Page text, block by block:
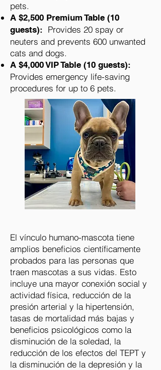
pets.
A $2,500 Premium Table (10
guests): Provides 20 spay or
neuters and prevents 600 unwanted
cats and dogs.
A $4,000 VIP Table (10 guests):
Provides emergency life-saving
procedures for up to 6 pets.
El vínculo humano-mascota tiene
amplios beneficios científicamente
probados para las personas que
traen mascotas a sus vidas. Esto
incluye una mayor conexión social y
actividad física, reducción de la
presión arterial y la hipertensión,
tasas de mortalidad más bajas y
beneficios psicológicos como la
disminución de la soledad, la
reducción de los efectos del TEPT y
la disminución de la depresión y la